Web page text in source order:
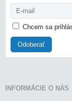
Chcem sa
Odoberať
INFORMÁCIE O NÁS